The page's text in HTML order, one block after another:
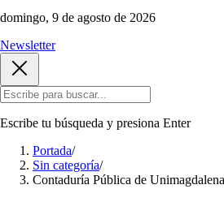
domingo, 9 de agosto de 2026
Newsletter
Escribe tu búsqueda y presiona Enter
Portada/
Sin categoría/
Contaduría Pública de